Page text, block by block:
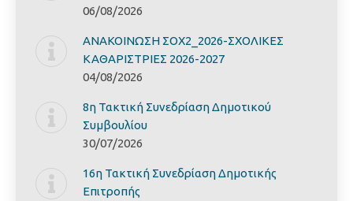
06/08/2026
ΑΝΑΚΟΙΝΩΣΗ ΣΟΧ2_2026-ΣΧΟΛΙΚΕΣ
ΚΑΘΑΡΙΣΤΡΙΕΣ 2026-2027
04/08/2026
8η Τακτική Συνεδρίαση Δημοτικού
Συμβουλίου
30/07/2026
16η Τακτική Συνεδρίαση Δημοτικής
Επιτροπής